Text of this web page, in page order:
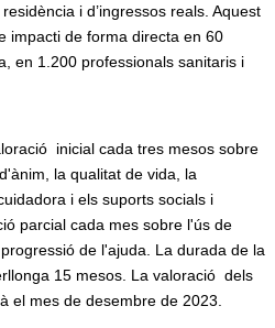
i d’ingressos reals. Aquest
impacti de forma directa en 60
en 1.200 professionals sanitaris i
inicial cada tres mesos sobre
la qualitat de vida, la
i els suports socials i
parcial cada mes sobre l'ús de
de l'ajuda. La durada de la
15 mesos. La valoració dels
el mes de desembre de 2023.